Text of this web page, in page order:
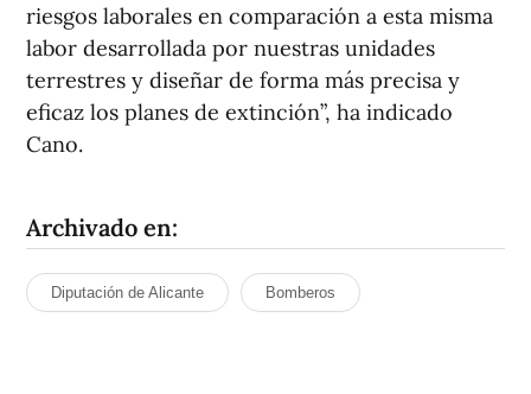
riesgos laborales en comparación a esta misma
labor desarrollada por nuestras unidades
terrestres y diseñar de forma más precisa y
eficaz los planes de extinción”, ha indicado
Cano.
Archivado en:
Diputación de Alicante Bomberos